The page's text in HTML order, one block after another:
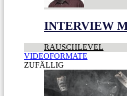
INTERVIEW
RAUSCHLEVEL
VIDEOFORMATE
ZUFÄLLIG